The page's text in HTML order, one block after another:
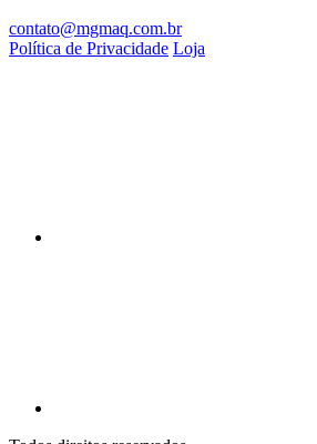
contato@mgmaq.com.br
Política de Privacidade Loja